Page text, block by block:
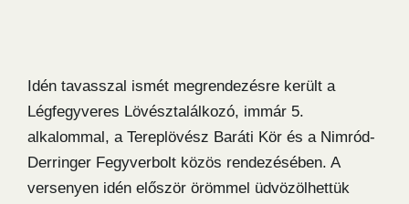
Idén tavasszal ismét megrendezésre került a
Légfegyveres Lövésztalálkozó, immár 5.
alkalommal, a Tereplövész Baráti Kör és a Nimród-
Derringer Fegyverbolt közös rendezésében. A
versenyen idén először örömmel üdvözölhettük